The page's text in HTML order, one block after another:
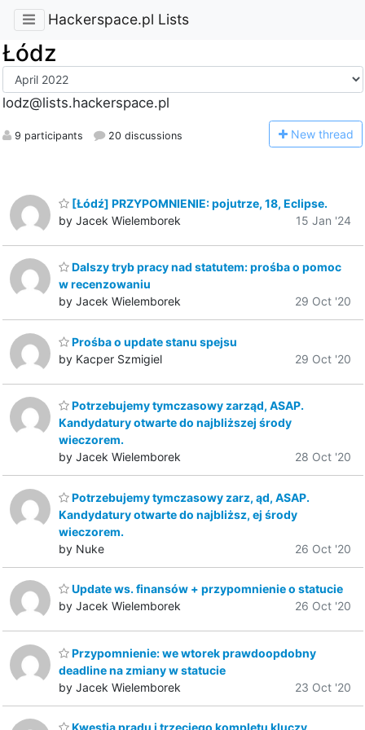
Hackerspace.pl Lists
Łódz
lodz@lists.hackerspace.pl
9 participants 20 discussions New thread
[Łódź] PRZYPOMNIENIE: pojutrze, 18, Eclipse.
by Jacek Wielemborek
15 Jan '24
Dalszy tryb pracy nad statutem: prośba o pomoc
w recenzowaniu
by Jacek Wielemborek
29 Oct '20
Prośba o update stanu spejsu
by Kacper Szmigiel
29 Oct '20
Potrzebujemy tymczasowy zarząd, ASAP.
Kandydatury otwarte do najbliższej środy
wieczorem.
by Jacek Wielemborek
28 Oct '20
Potrzebujemy tymczasowy zarz, ąd, ASAP.
Kandydatury otwarte do najbliższ, ej środy
wieczorem.
by Nuke
26 Oct '20
Update ws. finansów + przypomnienie o statucie
by Jacek Wielemborek
26 Oct '20
Przypomnienie: we wtorek prawdoopdobny
deadline na zmiany w statucie
by Jacek Wielemborek
23 Oct '20